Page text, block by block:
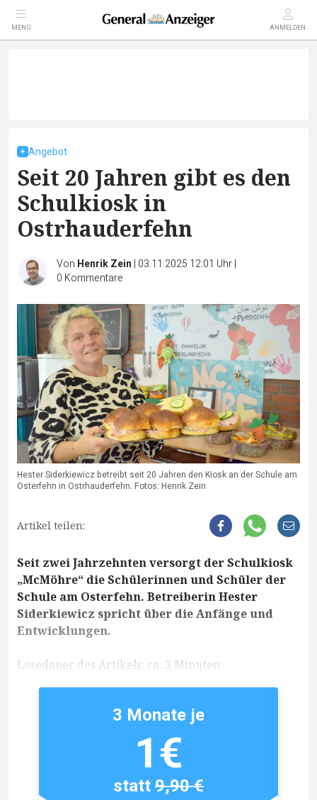
MENÜ ANMELDEN
Angebot
Seit 20 Jahren gibt es den
Schulkiosk in
Ostrhauderfehn
Von Henrik Zein | 03.11.2025 12:01 Uhr|
0 Kommentare
Hester Siderkiewicz betreibt seit 20 Jahren den Kiosk an der Schule am
Osterfehn in Ostrhauderfehn. Fotos: Henrik Zein
Artikel teilen:
Seit zwei Jahrzehnten versorgt der Schulkiosk
„McMöhre“ die Schülerinnen und Schüler der
Schule am Osterfehn. Betreiberin Hester
Siderkiewicz spricht über die Anfänge und
Entwicklungen.
Lesedauer des Artikels: ca. 3 Minuten
3 Monate je
1€
statt9,90 €